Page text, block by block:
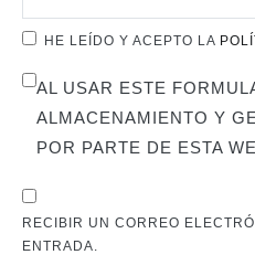
HE LEÍDO Y ACEPTO LA
AL USAR ESTE
ALMACENAMIENTO Y
POR PARTE DE ESTA
RECIBIR UN CORREO
ENTRADA.